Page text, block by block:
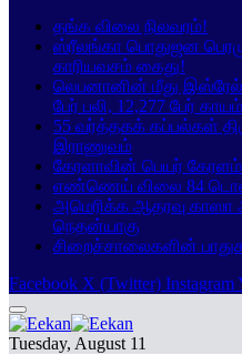
தங்க விலை நிலவரம்!
ஸ்ரீலங்கா பொதுஜன
காரியவசம் கைது!
லெபனானின் மீது இஸ்ரேல்
பேர் பலி, 12,277 பேர் காயம்
55 வர்த்தகக் கப்பல்கள்
இராணுவம்
கேரளாவின் பெயர்
எண்ணெய் விலை 84
அமெரிக்க ஆதரவு காஸா
நெதன்யாகு
சிறைச்சாலைகளின்
Facebook X (Twitter) Instagram
Tuesday, August 11